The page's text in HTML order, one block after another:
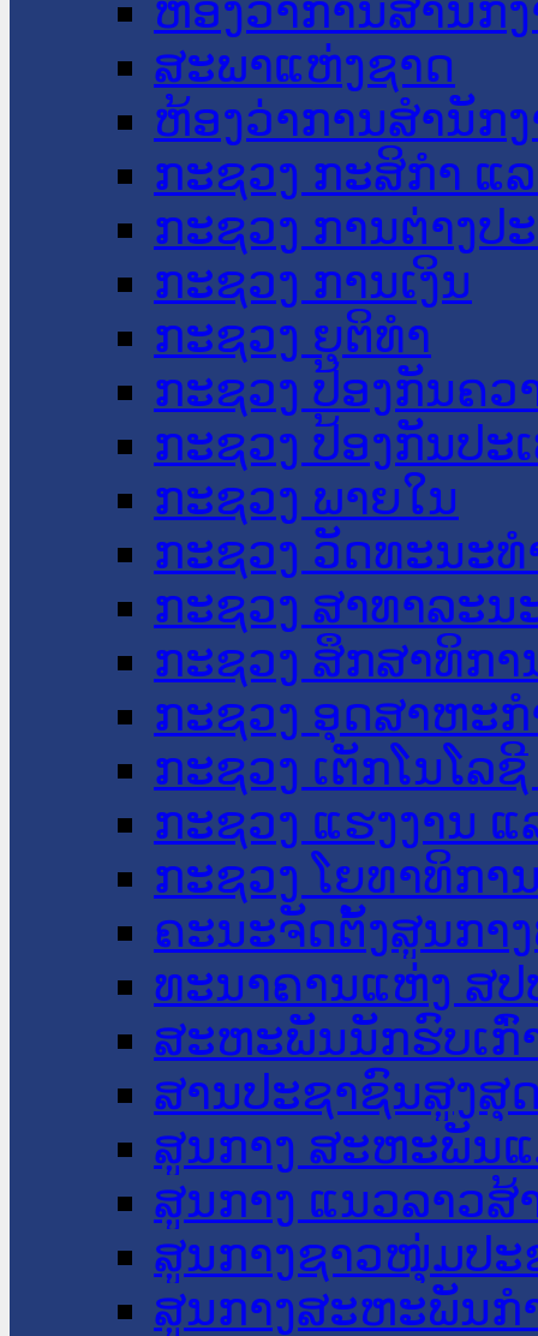
ຫ້ອງວ່າການສໍານັກ
ສະພາແຫ່ງຊາດ
ຫ້ອງວ່າການສຳນັກ
ກະຊວງ ກະສິກຳ ແ
ກະຊວງ ການຕ່າງປ
ກະຊວງ ການເງິນ
ກະຊວງ ຍຸຕິທໍາ
ກະຊວງ ປ້ອງກັນຄວ
ກະຊວງ ປ້ອງກັນປະ
ກະຊວງ ພາຍໃນ
ກະຊວງ ວັດທະນະ
ກະຊວງ ສາທາລະນ
ກະຊວງ ສຶກສາທິກາ
ກະຊວງ ອຸດສາຫະ
ກະຊວງ ເຕັກໂນໂລ
ກະຊວງ ແຮງງານ
ກະຊວງ ໂຍທາທິກາ
ຄະນະຈັດຕັ້ງສູນກາ
ທະນາຄານແຫ່ງ ສປ
ສະຫະພັນນັກຮົບເກົ່
ສານປະຊາຊົນສູງສຸ
ສູນກາງ ສະຫະພັນ
ສູນກາງ ແນວລາວສ້
ສູນກາງຊາວໜຸ່ມປະ
ສູນກາງສະຫະພັນກ